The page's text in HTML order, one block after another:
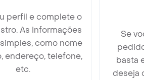
perfil e complete o
As informações
como nome
endereço, telefone,
etc.
Se
basta
deseja